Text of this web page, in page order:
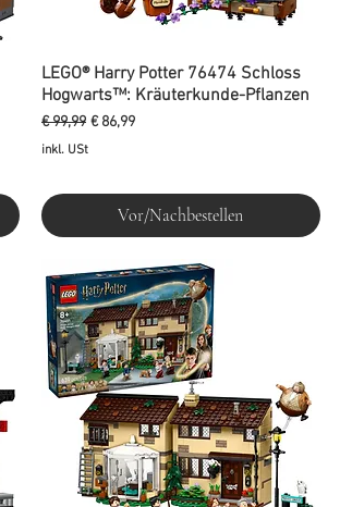
LEGO® Harry Potter 76474 Schloss
Hogwarts™: Kräuterkunde-Pflanzen
Standardpreis
€ 99,99 Sale-Preis
€ 86,99
inkl. USt
Vor/Nachbestellen